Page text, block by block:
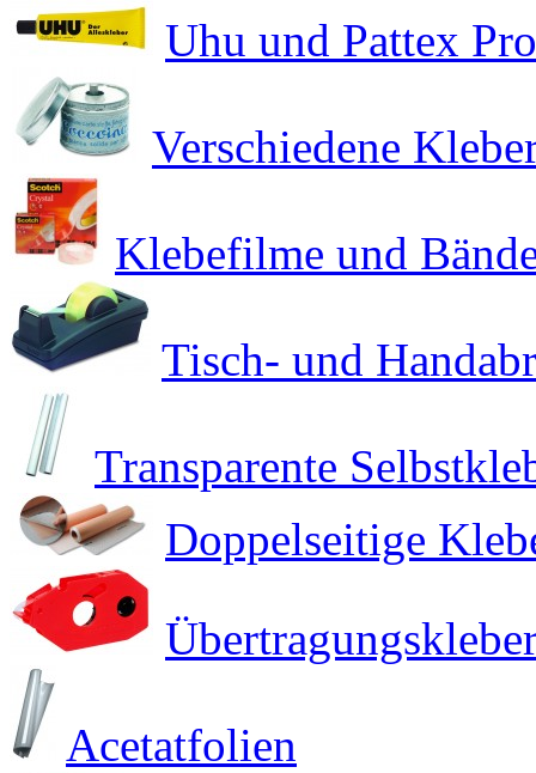
Uhu und Pattex
Verschiedene
Klebefilme und
Tisch- und
Transparente
Doppelseitige
Acetatfolien